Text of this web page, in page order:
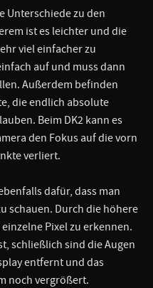
Unterschiede zu den
ist es leichter und die
viel einfacher zu
auf und muss dann
Außerdem befinden
die endlich absolute
Beim DK2 kann es
den Fokus auf die vorn
verliert.
dafür, dass man
schauen. Durch die höhere
Pixel zu erkennen.
schließlich sind die Augen
entfernt und das
noch vergrößert.